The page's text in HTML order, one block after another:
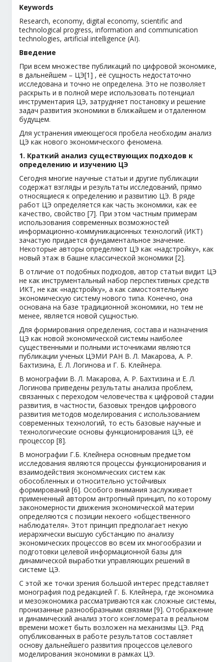
Keywords
Research, economy, digital economy, scientific and
technological progress, information and communication
technologies, artificial intelligence (AI).
Введение
При всем множестве публикаций по цифровой экономике,
в дальнейшем – ЦЭ[1] , её сущность недостаточно
исследована и точно не определена. Это не позволяет
раскрыть и в полной мере использовать потенциал
инструментария ЦЭ, затрудняет постановку и решение
задач развития экономики в ближайшем и отдаленном
будущем.
Для устранения имеющегося пробела необходим анализ
ЦЭ как нового экономического феномена.
1. Краткий анализ существующих подходов к
определению и изучению ЦЭ
Сегодня многие научные статьи и другие публикации
содержат взгляды и результаты исследований, прямо
относящиеся к определению и развитию ЦЭ. В ряде
работ ЦЭ определяется как часть экономики, как ее
качество, свойство [7]. При этом частным примерам
использования современных возможностей
информационно-коммуникационных технологий (ИКТ)
зачастую придается фундаментальное значение.
Некоторые авторы определяют ЦЭ как «надстройку», как
новый этаж в башне классической экономики [2].
В отличие от подобных подходов, автор статьи видит ЦЭ
не как инструментальный набор перспективных средств
ИКТ, не как «надстройку», а как самостоятельную
экономическую систему нового типа. Конечно, она
основана на базе традиционной экономики, но тем не
менее, является новой сущностью.
Для формирования определения, состава и назначения
ЦЭ как новой экономической системы наиболее
существенными и полными источниками являются
публикации ученых ЦЭМИ РАН В. Л. Макарова, А. Р.
Бахтизина, Е. Л. Логинова и Г. Б. Клейнера.
В монографии В. Л. Макарова, А. Р. Бахтизина и Е. Л.
Логинова приведены результаты анализа проблем,
связанных с переходом человечества к цифровой стадии
развития, в частности, базовых трендов цифрового
развития методов моделирования с использованием
современных технологий, то есть базовые научные и
технологические основы функционирования ЦЭ, её
процессор [8].
В монографии Г.Б. Клейнера основным предметом
исследования являются процессы функционирования и
взаимодействия экономических систем как
обособленных и относительно устойчивых
формирований [6]. Особого внимания заслуживает
примененный автором антропный принцип, по которому
закономерности движения экономической материи
определяются с позиции некоего «общественного
наблюдателя». Этот принцип предполагает некую
иерархически высшую субстанцию по анализу
экономических процессов во всем их многообразии и
подготовки целевой информационной базы для
динамической выработки управляющих решений в
системе ЦЭ.
С этой же точки зрения большой интерес представляет
монография под редакцией Г. Б. Клейнера, где экономика
и мезоэкономика рассматриваются как сложные системы,
пронизанные разнообразными связями [9]. Отображение
и динамический анализ этого конгломерата в реальном
времени может быть возложен на механизмы ЦЭ. Ряд
опубликованных в работе результатов составляет
основу дальнейшего развития процессов целевого
моделирования экономики в рамках ЦЭ.